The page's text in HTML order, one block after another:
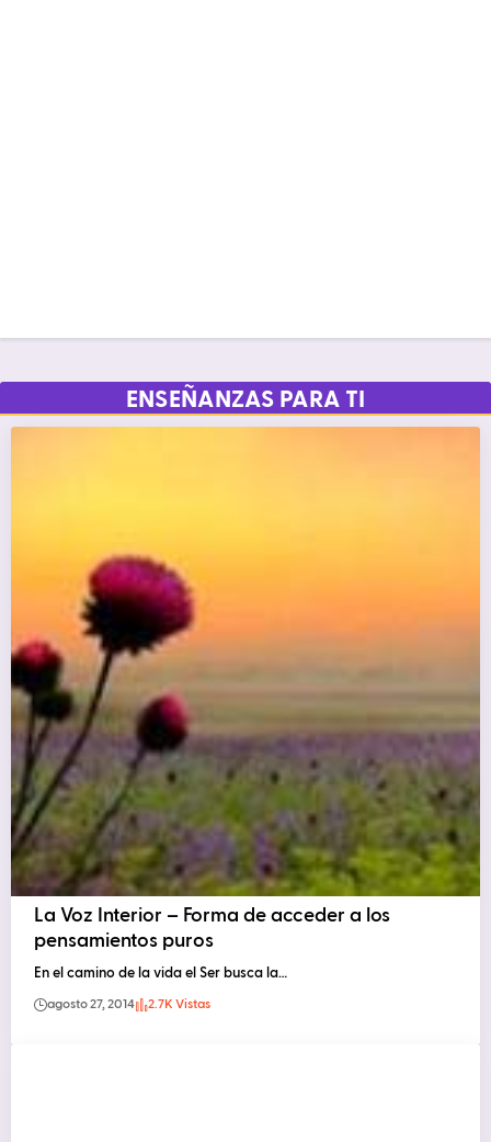
ENSEÑANZAS PARA TI
La Voz Interior – Forma de acceder a los
pensamientos puros
En el camino de la vida el Ser busca la…
agosto 27, 2014 2.7K Vistas